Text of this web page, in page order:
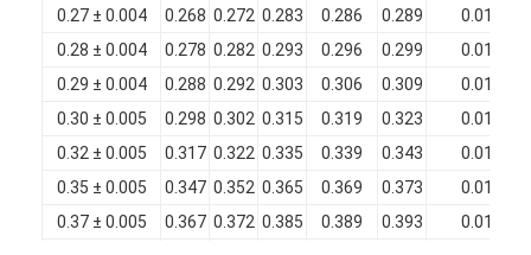
0.27 ± 0.004
0.268 0.272 0.283 0.286 0.289
0.012
0.28 ± 0.004
0.278 0.282 0.293 0.296 0.299
0.012
0.29 ± 0.004
0.288 0.292 0.303 0.306 0.309
0.012
0.30 ± 0.005
0.298 0.302 0.315 0.319 0.323
0.014
0.32 ± 0.005
0.317 0.322 0.335 0.339 0.343
0.014
0.35 ± 0.005
0.347 0.352 0.365 0.369 0.373
0.014
0.37 ± 0.005
0.367 0.372 0.385 0.389 0.393
0.014